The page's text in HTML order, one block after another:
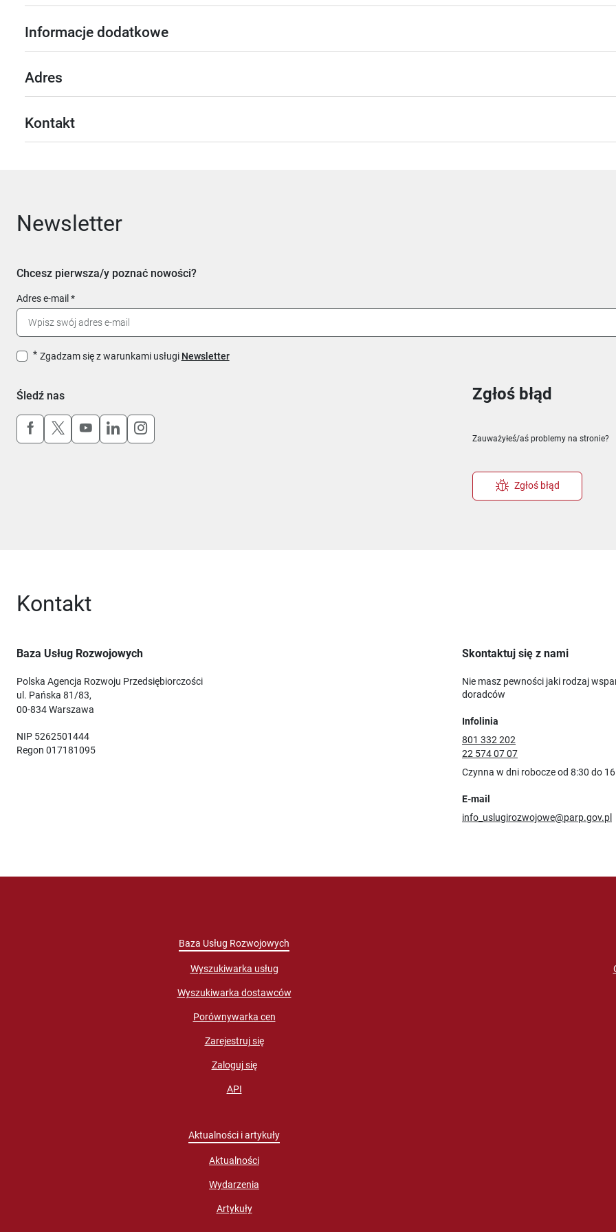
Informacje dodatkowe
Adres
Kontakt
Newsletter
Chcesz pierwsza/y poznać nowości?
Adres e-mail
Zgadzam się z warunkami usługi Newsletter
Śledź nas
Uwaga, link otworzy się w nowym oknie
Uwaga, link otworzy się w nowym oknie
Uwaga, link otworzy się w nowym oknie
Uwaga, link otworzy się w nowym oknie
Uwaga, link otworzy się w nowym oknie
Zgłoś błąd
Zauważyłeś/aś problemy na stronie?
Zgłoś błąd
Kontakt
Baza Usług Rozwojowych
Polska Agencja Rozwoju Przedsiębiorczości
ul. Pańska 81/83,
00-834 Warszawa
NIP 5262501444
Regon 017181095
Skontaktuj się z nami
Nie masz pewności jaki rodzaj
doradców
Infolinia
801 332 202
22 574 07 07
Czynna w dni robocze od 8:30 do
E-mail
info_uslugirozwojowe@parp.gov.pl
Baza Usług Rozwojowych
Wyszukiwarka usług
Wyszukiwarka dostawców
Porównywarka cen
Zarejestruj się
Zaloguj się
API
Aktualności i artykuły
Aktualności
Wydarzenia
Artykuły